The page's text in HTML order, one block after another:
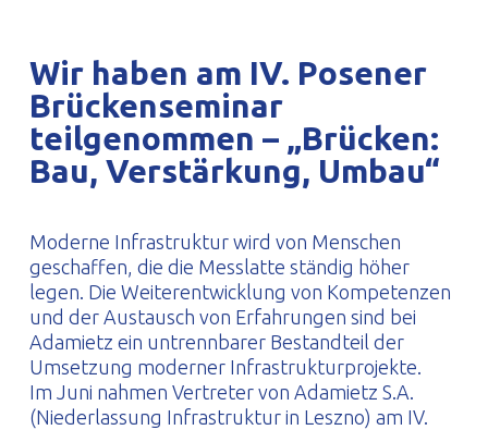
Wir haben am IV. Posener
Brückenseminar
teilgenommen – „Brücken:
Bau, Verstärkung, Umbau“
Moderne Infrastruktur wird von Menschen
geschaffen, die die Messlatte ständig höher
legen. Die Weiterentwicklung von Kompetenzen
und der Austausch von Erfahrungen sind bei
Adamietz ein untrennbarer Bestandteil der
Umsetzung moderner Infrastrukturprojekte.
Im Juni nahmen Vertreter von Adamietz S.A.
(Niederlassung Infrastruktur in Leszno) am IV.